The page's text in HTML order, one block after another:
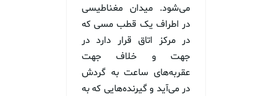
می‌شود. میدان مغناطیسی
در اطراف یک قطب مسی که
در مرکز اتاق قرار دارد در
جهت و خلاف جهت
عقربه‌های ساعت به گردش
در می‌آید و گیرنده‌هایی که به